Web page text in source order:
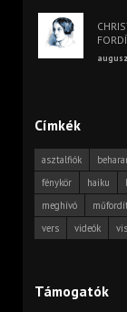
Címkék
asztalfiók
fénykör
haiku
meghívó
vers
videók
Támogatók